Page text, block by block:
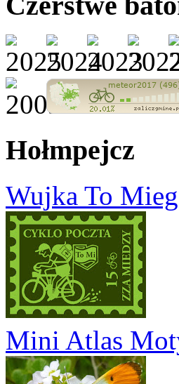
Hołmpejcz
Wujka To
Mini Atlas